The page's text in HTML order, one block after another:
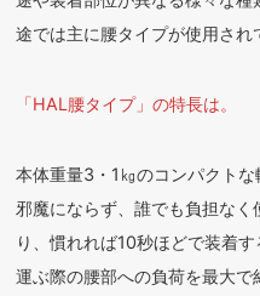
途では主に腰タイプが使用され
「HAL腰タイプ」の特長は。
本体重量3・1㎏のコンパクト
邪魔にならず、誰でも負担な
り、慣れれば10秒ほどで装着
運ぶ際の腰部への負荷を最大